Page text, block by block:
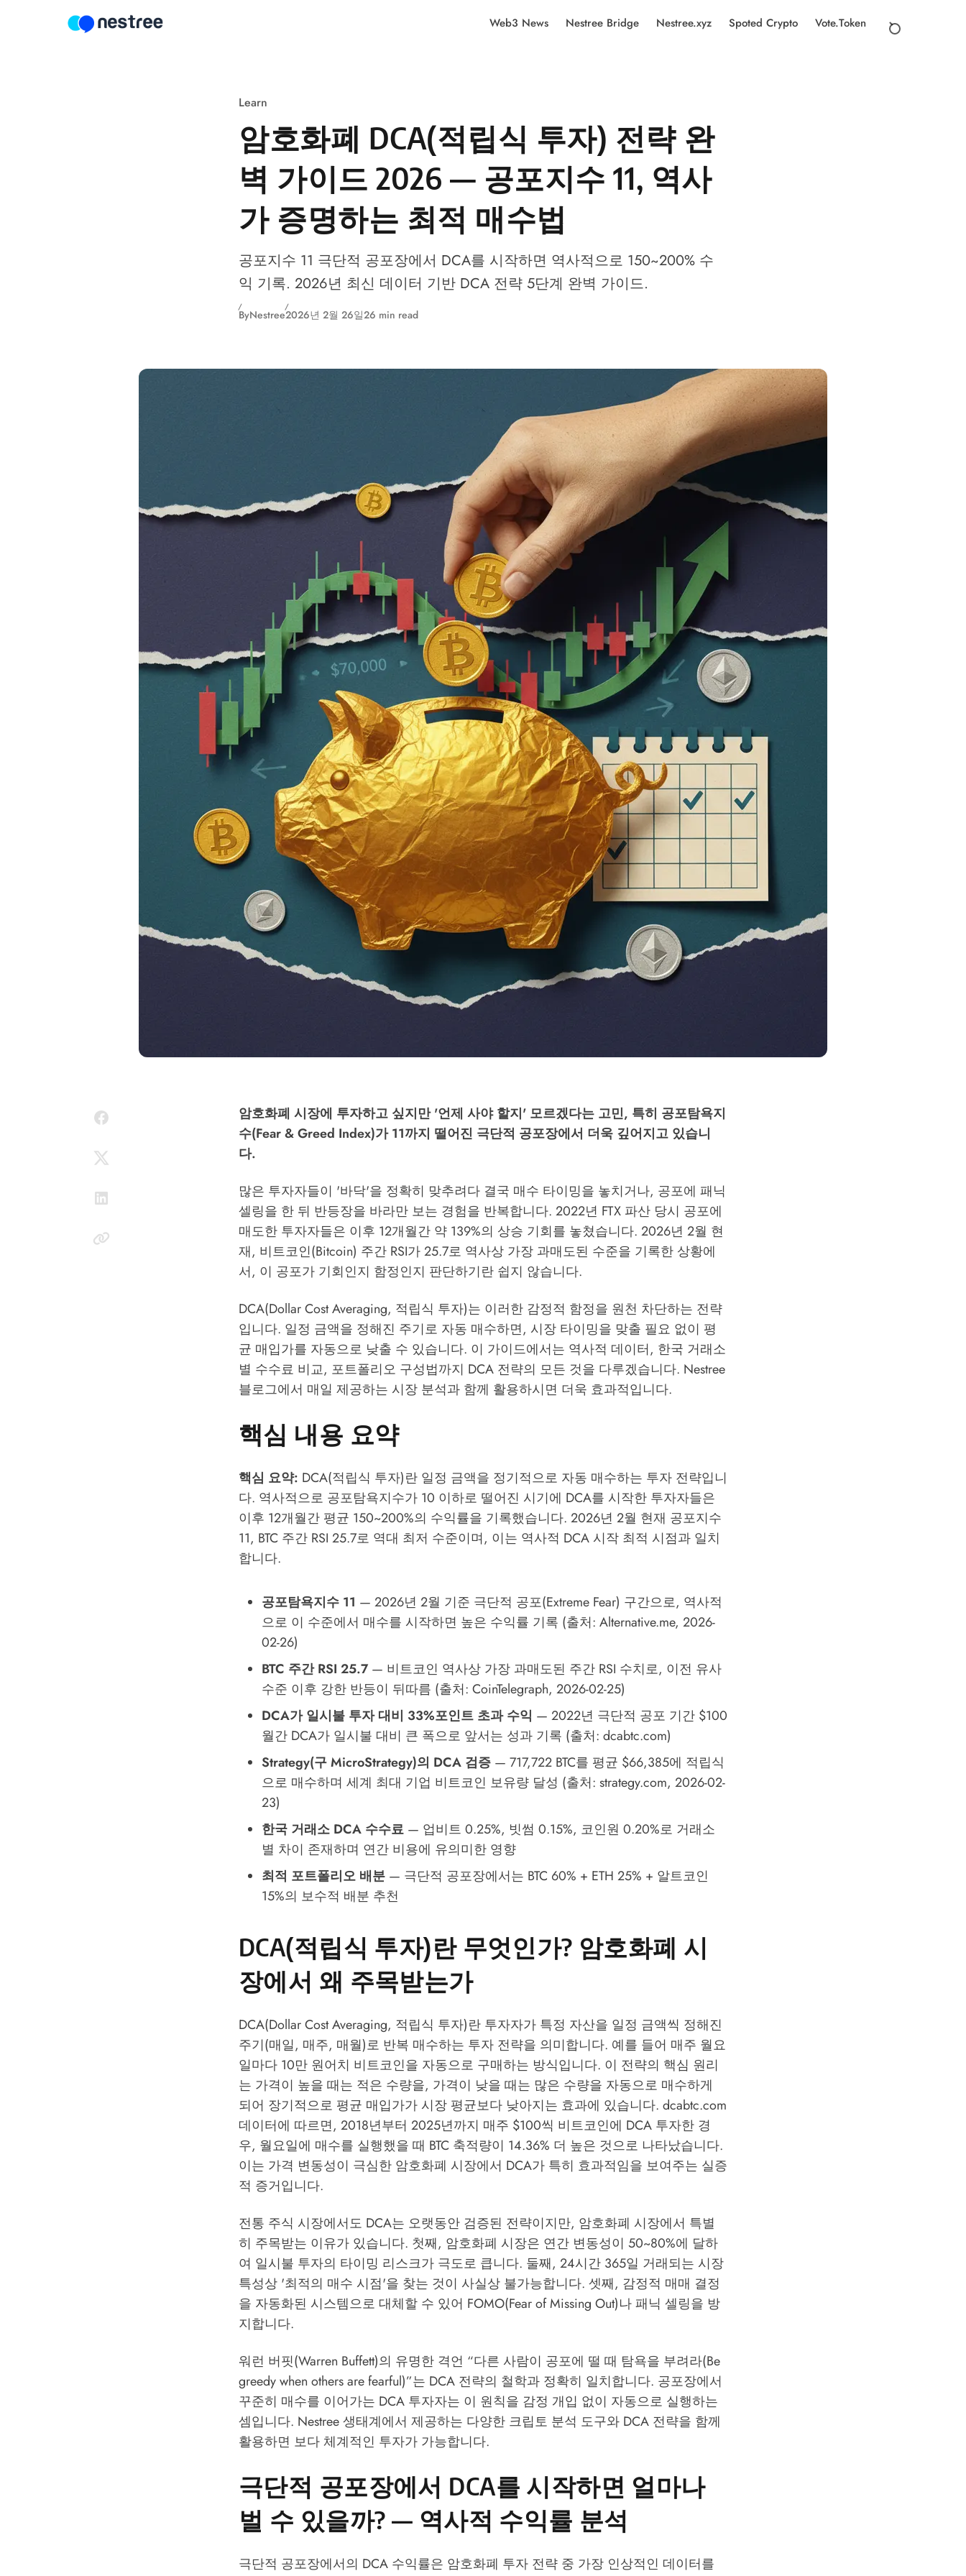
Web3 News Nestree Bridge Nestree.xyz Spoted Crypto Vote.Token
Learn
암호화폐 DCA(적립식 투자) 전략 완
벽 가이드 2026 — 공포지수 11, 역사
가 증명하는 최적 매수법
공포지수 11 극단적 공포장에서 DCA를 시작하면 역사적으로 150~200% 수
익 기록. 2026년 최신 데이터 기반 DCA 전략 5단계 완벽 가이드.
ByNestree2026년 2월 26일26 min read
암호화폐 시장에 투자하고 싶지만 '언제 사야 할지' 모르겠다는 고민, 특히 공포탐욕지
수(Fear & Greed Index)가 11까지 떨어진 극단적 공포장에서 더욱 깊어지고 있습니
다.
많은 투자자들이 '바닥'을 정확히 맞추려다 결국 매수 타이밍을 놓치거나, 공포에 패닉
셀링을 한 뒤 반등장을 바라만 보는 경험을 반복합니다. 2022년 FTX 파산 당시 공포에
매도한 투자자들은 이후 12개월간 약 139%의 상승 기회를 놓쳤습니다. 2026년 2월 현
재, 비트코인(Bitcoin) 주간 RSI가 25.7로 역사상 가장 과매도된 수준을 기록한 상황에
서, 이 공포가 기회인지 함정인지 판단하기란 쉽지 않습니다.
DCA(Dollar Cost Averaging, 적립식 투자)는 이러한 감정적 함정을 원천 차단하는 전략
입니다. 일정 금액을 정해진 주기로 자동 매수하면, 시장 타이밍을 맞출 필요 없이 평
균 매입가를 자동으로 낮출 수 있습니다. 이 가이드에서는 역사적 데이터, 한국 거래소
별 수수료 비교, 포트폴리오 구성법까지 DCA 전략의 모든 것을 다루겠습니다. Nestree
블로그에서 매일 제공하는 시장 분석과 함께 활용하시면 더욱 효과적입니다.
핵심 내용 요약
핵심 요약: DCA(적립식 투자)란 일정 금액을 정기적으로 자동 매수하는 투자 전략입니
다. 역사적으로 공포탐욕지수가 10 이하로 떨어진 시기에 DCA를 시작한 투자자들은
이후 12개월간 평균 150~200%의 수익률을 기록했습니다. 2026년 2월 현재 공포지수
11, BTC 주간 RSI 25.7로 역대 최저 수준이며, 이는 역사적 DCA 시작 최적 시점과 일치
합니다.
공포탐욕지수 11 — 2026년 2월 기준 극단적 공포(Extreme Fear) 구간으로, 역사적
으로 이 수준에서 매수를 시작하면 높은 수익률 기록 (출처: Alternative.me, 2026-
02-26)
BTC 주간 RSI 25.7— 비트코인 역사상 가장 과매도된 주간 RSI 수치로, 이전 유사
수준 이후 강한 반등이 뒤따름 (출처: CoinTelegraph, 2026-02-25)
DCA가 일시불 투자 대비 33%포인트 초과 수익 — 2022년 극단적 공포 기간 $100
월간 DCA가 일시불 대비 큰 폭으로 앞서는 성과 기록 (출처: dcabtc.com)
Strategy(구 MicroStrategy)의 DCA 검증 — 717,722 BTC를 평균 $66,385에 적립식
으로 매수하며 세계 최대 기업 비트코인 보유량 달성 (출처: strategy.com, 2026-02-
23)
한국 거래소 DCA 수수료 — 업비트 0.25%, 빗썸 0.15%, 코인원 0.20%로 거래소
별 차이 존재하며 연간 비용에 유의미한 영향
최적 포트폴리오 배분 — 극단적 공포장에서는 BTC 60% + ETH 25% + 알트코인
15%의 보수적 배분 추천
DCA(적립식 투자)란 무엇인가? 암호화폐 시
장에서 왜 주목받는가
DCA(Dollar Cost Averaging, 적립식 투자)란 투자자가 특정 자산을 일정 금액씩 정해진
주기(매일, 매주, 매월)로 반복 매수하는 투자 전략을 의미합니다. 예를 들어 매주 월요
일마다 10만 원어치 비트코인을 자동으로 구매하는 방식입니다. 이 전략의 핵심 원리
는 가격이 높을 때는 적은 수량을, 가격이 낮을 때는 많은 수량을 자동으로 매수하게
되어 장기적으로 평균 매입가가 시장 평균보다 낮아지는 효과에 있습니다. dcabtc.com
데이터에 따르면, 2018년부터 2025년까지 매주 $100씩 비트코인에 DCA 투자한 경
우, 월요일에 매수를 실행했을 때 BTC 축적량이 14.36% 더 높은 것으로 나타났습니다.
이는 가격 변동성이 극심한 암호화폐 시장에서 DCA가 특히 효과적임을 보여주는 실증
적 증거입니다.
전통 주식 시장에서도 DCA는 오랫동안 검증된 전략이지만, 암호화폐 시장에서 특별
히 주목받는 이유가 있습니다. 첫째, 암호화폐 시장은 연간 변동성이 50~80%에 달하
여 일시불 투자의 타이밍 리스크가 극도로 큽니다. 둘째, 24시간 365일 거래되는 시장
특성상 '최적의 매수 시점'을 찾는 것이 사실상 불가능합니다. 셋째, 감정적 매매 결정
을 자동화된 시스템으로 대체할 수 있어 FOMO(Fear of Missing Out)나 패닉 셀링을 방
지합니다.
워런 버핏(Warren Buffett)의 유명한 격언 “다른 사람이 공포에 떨 때 탐욕을 부려라(Be
greedy when others are fearful)”는 DCA 전략의 철학과 정확히 일치합니다. 공포장에서
꾸준히 매수를 이어가는 DCA 투자자는 이 원칙을 감정 개입 없이 자동으로 실행하는
셈입니다. Nestree 생태계에서 제공하는 다양한 크립토 분석 도구와 DCA 전략을 함께
활용하면 보다 체계적인 투자가 가능합니다.
극단적 공포장에서 DCA를 시작하면 얼마나
벌 수 있을까? — 역사적 수익률 분석
극단적 공포장에서의 DCA 수익률은 암호화폐 투자 전략 중 가장 인상적인 데이터를